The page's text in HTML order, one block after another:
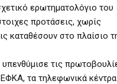
ερωτηματολόγιο του
προτάσεις, χωρίς
καταθέσουν στο πλαίσιο
τις
τα τηλεφωνικά